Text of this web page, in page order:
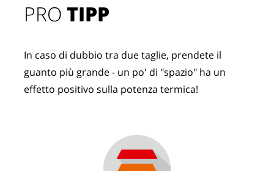
PROTIPP
In caso di dubbio tra due taglie, prendete il
guanto più grande - un po' di "spazio" ha un
effetto positivo sulla potenza termica!